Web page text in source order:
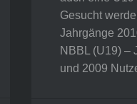
Gesucht
Jahrgänge
NBBL (U19) –
und 2009